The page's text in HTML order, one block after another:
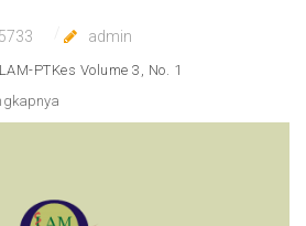
5733 admin
PTKes Volume 3, No. 1